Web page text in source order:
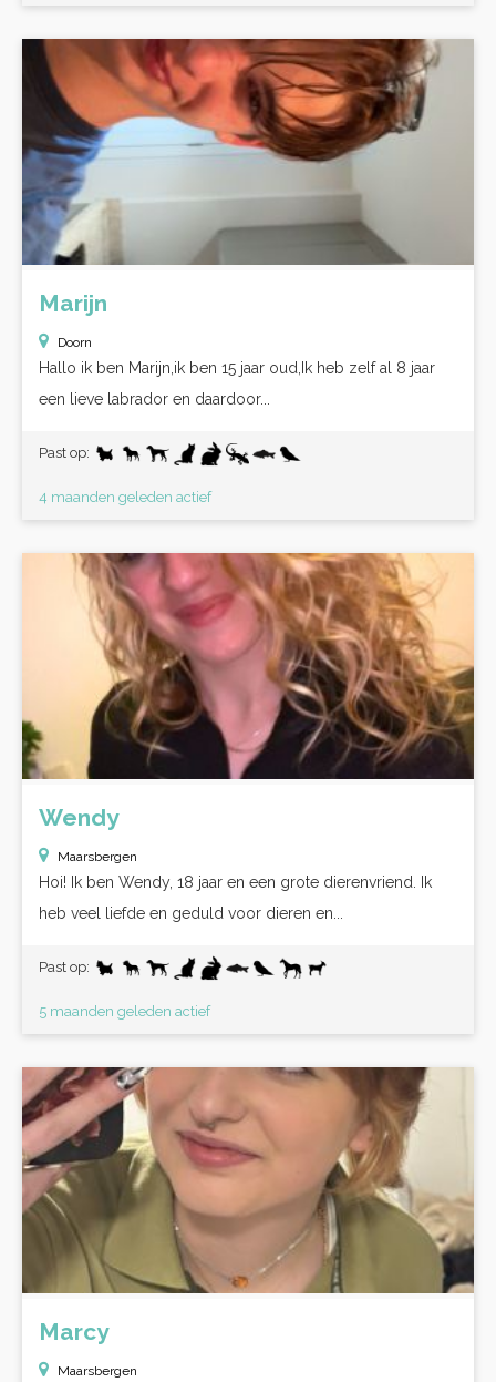
Marijn
Doorn
Hallo ik ben Marijn,ik ben 15 jaar oud,Ik heb zelf al 8 jaar
een lieve labrador en daardoor...
Past op:
4 maanden geleden actief
Wendy
Maarsbergen
Hoi! Ik ben Wendy, 18 jaar en een grote dierenvriend. Ik
heb veel liefde en geduld voor dieren en...
Past op:
5 maanden geleden actief
Marcy
Maarsbergen